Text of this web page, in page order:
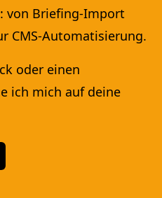
von Briefing‑Import
CMS‑Automatisierung.
oder einen
ich mich auf deine